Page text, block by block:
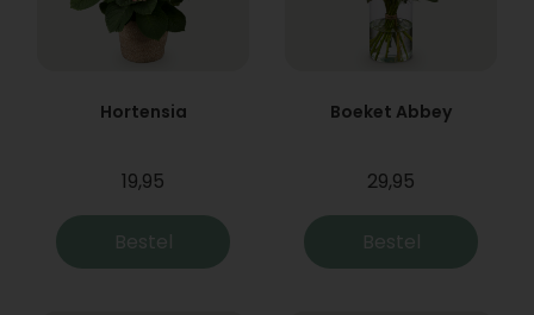
Hortensia
19,95
Bestel
Boeket Abbey
29,95
Bestel